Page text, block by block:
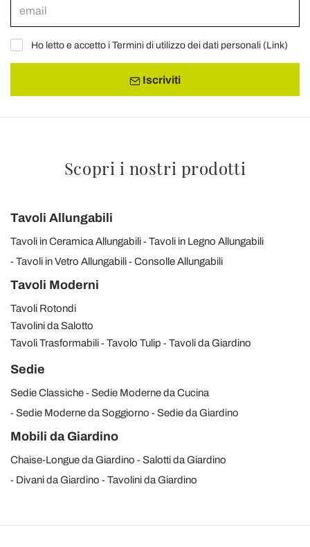
Ho letto e accetto i Termini di utilizzo dei dati personali (Link)
Iscriviti
Scopri i nostri prodotti
Tavoli Allungabili
Tavoli in Ceramica Allungabili
Tavoli in Legno Allungabili
Tavoli in Vetro Allungabili
Consolle Allungabili
Tavoli Moderni
Tavoli Rotondi
Tavolini da Salotto
Tavoli Trasformabili
Tavolo Tulip Tavoli da Giardino
Sedie
Sedie Classiche
Sedie Moderne da Cucina
Sedie Moderne da Soggiorno
Sedie da Giardino
Mobili da Giardino
Chaise-Longue da Giardino
Salotti da Giardino
Divani da Giardino
Tavolini da Giardino